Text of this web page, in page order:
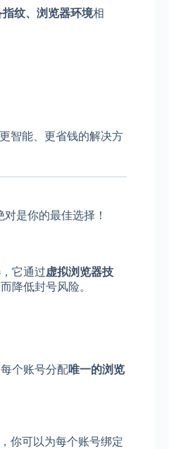
纹、浏览器环境相
智能、更省钱的解决方
对是你的最佳选择！
，它通过虚拟浏览器技
降低封号风险。
个账号分配唯一的浏览
，你可以为每个账号绑定